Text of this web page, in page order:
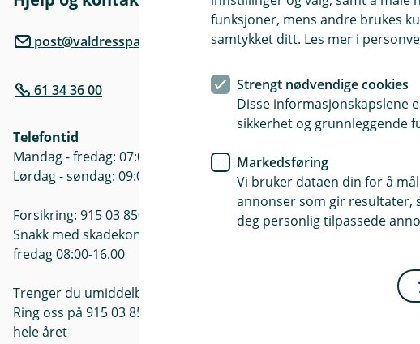
post@valdressparebank.no
61 34 36 00
Telefontid
Mandag - fredag: 07:00 -21:00
Lørdag - søndag: 09:00 -17:00
Forsikring: 915 03 850
Snakk med skadekonsulent: mandag til
fredag 08:00-16.00
Trenger du umiddelbar hjelp?
Ring oss på 915 03 850 døgnet rundt,
hele året
Besøksadresse
Slidrevegen 18, 2966
Postadresse
Postboks 24, 2965
Mandag - Fredag:
funksjoner, mens andre brukes
samtykket ditt. Les mer i
Strengt nødvendige cookies
Disse informasjonskapslene
sikkerhet og grunnleggende
Markedsføring
Vi bruker dataen din for å
annonser som gir resultater,
deg personlig tilpassede